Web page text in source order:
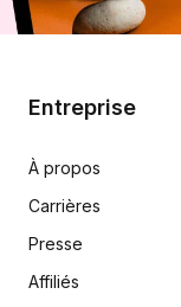
Entreprise
À propos
Carrières
Presse
Affiliés